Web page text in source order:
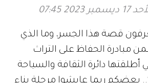
ديسمبر 2023 07:45
قصة هذا الجسر، وما الذي
مبادرة الحفاظ على التراث
أطلقتها دائرة الثقافة والسياحة
بعضكم ربما عايشوا مرحلة بناء